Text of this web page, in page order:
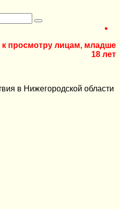
просмотру лицам, младше
18 лет
в Нижегородской области